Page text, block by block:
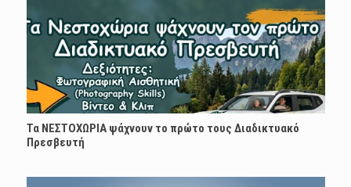
Τα ΝΕΣΤΟΧΩΡΙΑ ψάχνουν το πρώτο τους Διαδικτυακό
Πρεσβευτή